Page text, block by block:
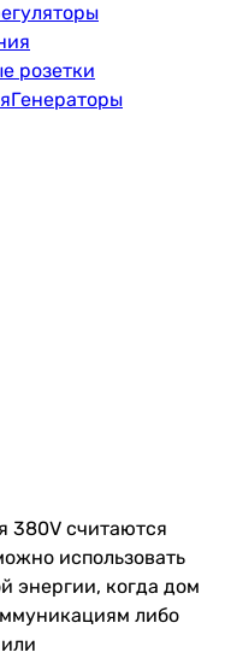
розетки
Генераторы
380V считаются
использовать
энергии, когда дом
либо